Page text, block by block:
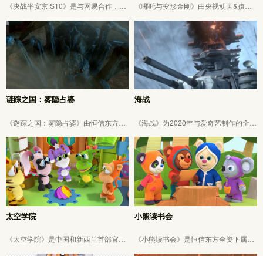
《决战平安京:S10》是与网易合作，不
总长30秒、恒信东方负责1920*1080概
念设计-三维全流程，Arnold渲染。
《哪吒与变形金刚》由央视动画&孩之
影视任中期制作团队之一。
谜踪之国：雾隐占婆
《谜踪之国：雾隐占婆》由恒信东方全
司、湖北夺宝奇兵影视文化有限公司出
品，2021年播出，已获得龙标。
海战
《海战》为2020年与爱奇艺制作的全长
司负责策划-分镜-设计-三维全流程。
太空学院
《太空学院》是中国和新西兰首部官方
小熊读书会
《小熊读书会》是恒信东方全资下属公